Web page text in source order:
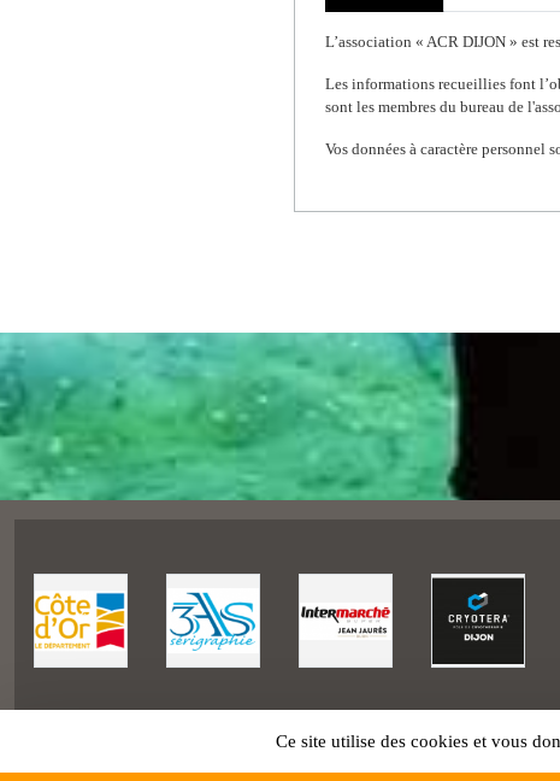
L’association « ACR DIJON » est
Les informations recueillies font
sont les membres du bureau de
Vos données à caractère personnel
Ce site utilise des cookies et vous